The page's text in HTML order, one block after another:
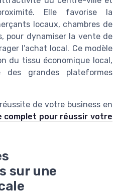
Elle favorise la
locaux, chambres de
pour dynamiser la vente de
l’achat local. Ce modèle
du tissu économique local,
grandes plateformes
de votre business en
complet pour réussir votre
sur une